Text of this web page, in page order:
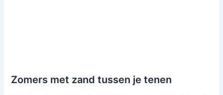
Zomers met zand tussen je tenen